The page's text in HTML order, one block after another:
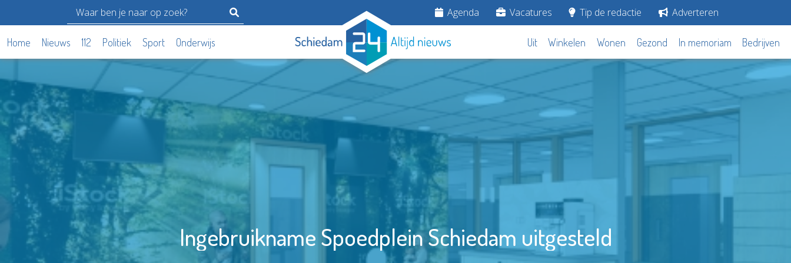
Agenda Vacatures Tip de redactie Adverteren
Home Nieuws 112 Politiek Sport Onderwijs Uit Winkelen Wonen Gezond In memoriam Bedrijven
Ingebruikname Spoedplein Schiedam uitgesteld